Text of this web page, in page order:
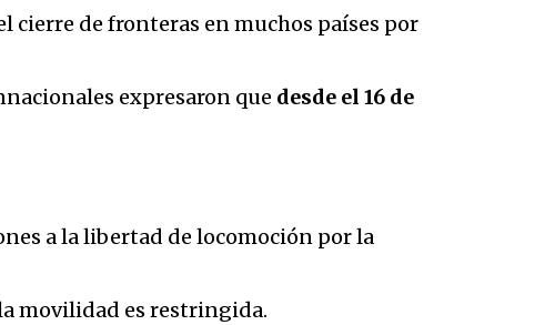
cierre de fronteras en muchos países por
expresaron que desde el 16 de
a la libertad de locomoción por la
movilidad es restringida.